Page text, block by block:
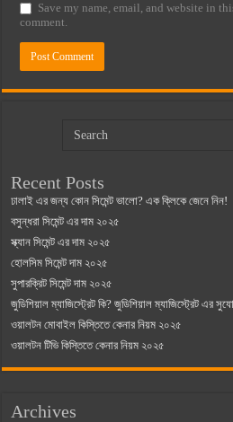
Save my name, email, and website in
comment.
Recent Posts
ঢালাই এর জন্য কোন সিমেন্ট ভালো? এক ক্লিকে জেনে নিন!
বসুন্ধরা সিমেন্ট এর দাম ২০২৫
স্ক্যান সিমেন্ট এর দাম ২০২৫
হোলসিম সিমেন্ট দাম ২০২৫
সুপারক্রিট সিমেন্ট দাম ২০২৫
জুডিশিয়াল ম্যাজিস্ট্রেট কি? জুডিশিয়াল ম্যাজিস্ট্রেট এর
ওয়ালটন মোবাইল কিস্তিতে কেনার নিয়ম ২০২৫
ওয়ালটন টিভি কিস্তিতে কেনার নিয়ম ২০২৫
Archives